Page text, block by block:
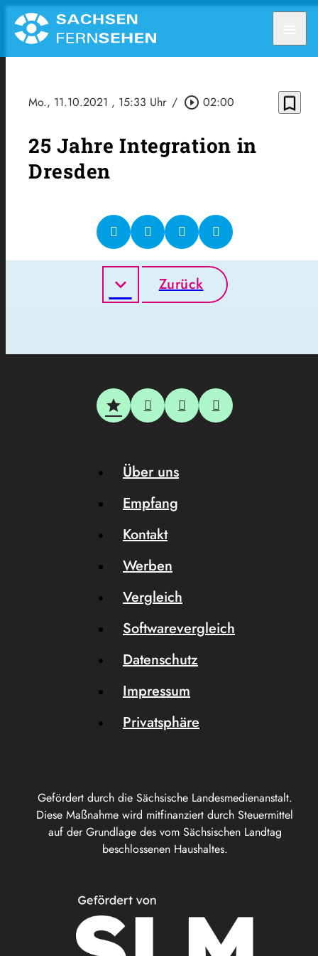
Mo., 11.10.2021 , 15:33 Uhr / play_circle_outline 02:00 bookmark_border
25 Jahre Integration in
Dresden
Zurück
Gefördert durch die Sächsische Landesmedienanstalt.
Diese Maßnahme wird mitfinanziert durch Steuermittel
auf der Grundlage des vom Sächsischen Landtag
beschlossenen Haushaltes.
Über uns
Empfang
Kontakt
Werben
Vergleich
Softwarevergleich
Datenschutz
Impressum
Privatsphäre